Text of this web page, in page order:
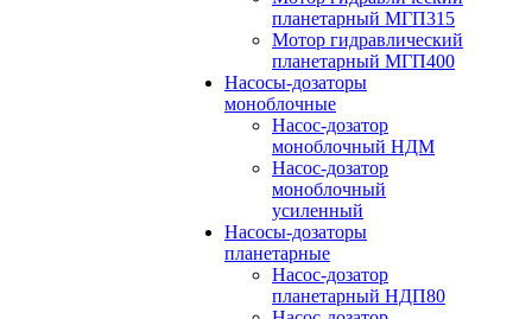
планетарный МГП315
Мотор гидравлический
планетарный МГП400
Насосы-дозаторы
моноблочные
Насос-дозатор
моноблочный НДМ
Насос-дозатор
моноблочный
усиленный
Насосы-дозаторы
планетарные
Насос-дозатор
планетарный НДП80